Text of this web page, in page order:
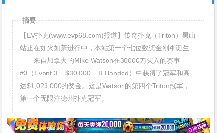
摘要
【EV扑克(www.evp68.com)报道】传奇扑克（Triton）黑山
站正在如火如荼进行中，本站第一个七位数奖金刚刚诞生
——来自加拿大的Mike Watson在30000刀买入的赛事
#3（Event 3 – $30,000 – 8-Handed）中获得了冠军和高
达$1,023,000的奖金。这是Watson的第四个Triton冠军，
第一个无限注德州扑克冠军。